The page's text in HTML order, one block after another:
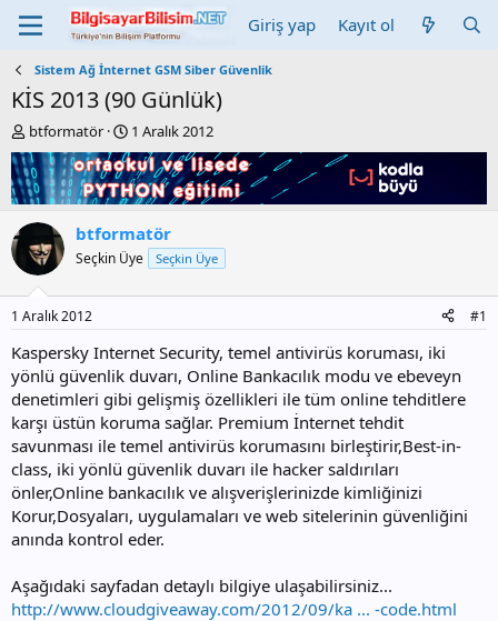
Giriş yap Kayıt ol
Sistem Ağ İnternet GSM Siber Güvenlik
KİS 2013 (90 Günlük)
K
o
n
b
u
y
u
b
a
ş
l
a
t
n
btformatör
B
a
ş
l
a
n
ı
a
r
i
h
i
1 Aralık 2012
btformatör
Seçkin Üye Seçkin Üye
1 Aralık 2012 #1
Kaspersky Internet Security, temel antivirüs koruması, iki
yönlü güvenlik duvarı, Online Bankacılık modu ve ebeveyn
denetimleri gibi gelişmiş özellikleri ile tüm online tehditlere
karşı üstün koruma sağlar. Premium İnternet tehdit
savunması ile temel antivirüs korumasını birleştirir,Best-in-
class, iki yönlü güvenlik duvarı ile hacker saldırıları
önler,Online bankacılık ve alışverişlerinizde kimliğinizi
Korur,Dosyaları, uygulamaları ve web sitelerinin güvenliğini
anında kontrol eder.
Aşağıdaki sayfadan detaylı bilgiye ulaşabilirsiniz...
http://www.cloudgiveaway.com/2012/09/ka ... -code.html